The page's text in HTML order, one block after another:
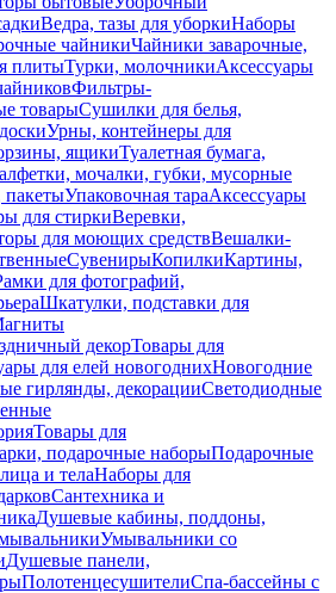
Ведра, тазы для уборкиНаборы
чайникиЧайники заварочные,
плитыТурки, молочникиАксессуары
Фильтры-
товарыСушилки для белья,
Урны, контейнеры для
ящикиТуалетная бумага,
мочалки, губки, мусорные
пакетыУпаковочная тараАксессуары
для стиркиВеревки,
для моющих средствВешалки-
СувенирыКопилкиКартины,
для фотографий,
Шкатулки, подставки для
декорТовары для
для елей новогоднихНовогодние
гирлянды, декорацииСветодиодные
Товары для
подарочные наборыПодарочные
и телаНаборы для
Сантехника и
Душевые кабины, поддоны,
Умывальники со
Душевые панели,
ПолотенцесушителиСпа-бассейны с